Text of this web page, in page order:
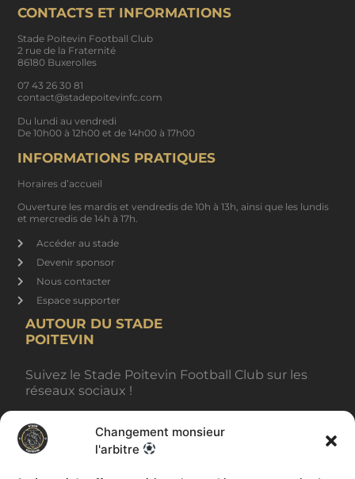
Changement monsieur
l'arbitre
CONTACTS ET INFORMATIONS
Stade Poitevin Football Club
2 rue de la Fraternité
86180 Buxerolles
07 43 26 30 81
contact@stadepoitevinfc.com
Du lundi au vendredi
De 10h00 à 12h00 et de 14h00 à 17h00
INFORMATIONS PRATIQUES
Horaires d’accueil
Ouverture les mardis et vendredis de 10h à 13h, ainsi que les lundis
et mercredis de 14h à 17h.
Accéder au stade
Devenir sponsor
Nous contacter
Espace supporter
AUTOUR DU STADE
POITEVIN
Suivez le Stade Poitevin Football Club sur les
réseaux sociaux !
BILLETTERIE